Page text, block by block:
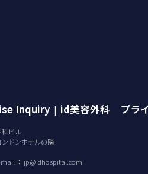
Inquiry | id美容外科 プラ
科ビル
ドンホテルの隣
： jp@idhospital.com